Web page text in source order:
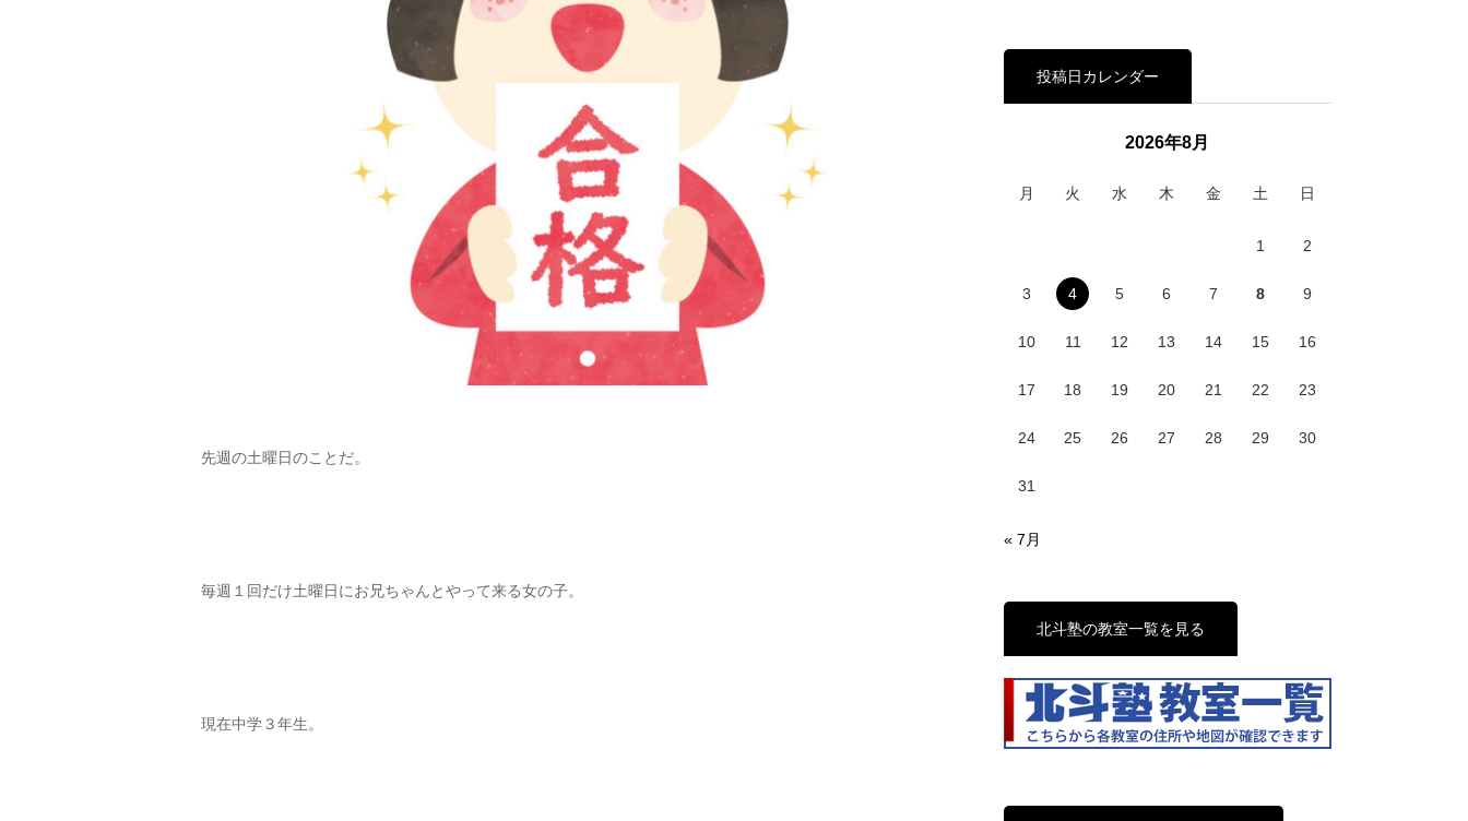
先週の土曜日のことだ。
毎週１回だけ土曜日にお兄ちゃんとやって来る女の子。
現在中学３年生。
投稿日カレンダー
2026年8月
月 火 水 木 金 土 日
1 2
3 4 5 6 7 8 9
10 11 12 13 14 15 16
17 18 19 20 21 22 23
24 25 26 27 28 29 30
31
« 7月
北斗塾の教室一覧を見る